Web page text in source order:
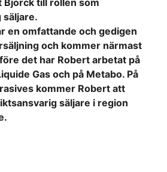
en omfattande och gedigen
och kommer närmast
det har Robert arbetat på
Gas och på Metabo. På
kommer Robert att
säljare i region